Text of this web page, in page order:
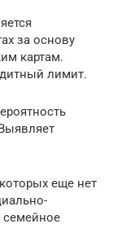
за основу
картам.
лимит.
еще нет
семейное